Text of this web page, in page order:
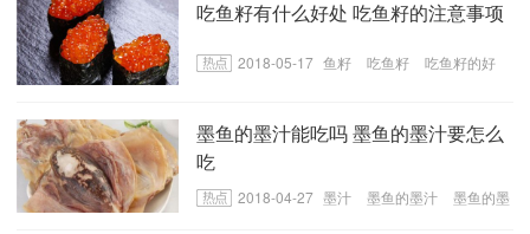
吃鱼籽有什么好处 吃鱼籽的注意事项
2018-05-17 鱼籽 吃鱼籽
吃鱼籽的好
墨鱼的墨汁能吃吗 墨鱼的墨汁要怎么
吃
2018-04-27 墨汁 墨鱼的墨汁
墨鱼的墨